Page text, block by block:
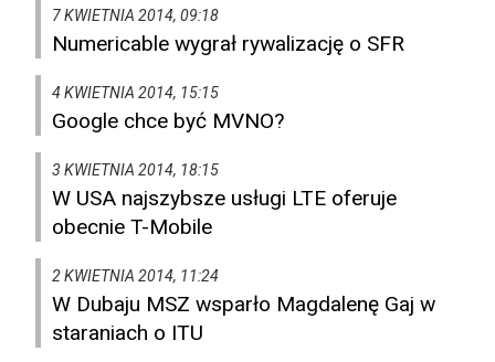
7 KWIETNIA 2014, 09:18
Numericable wygrał rywalizację o SFR
4 KWIETNIA 2014, 15:15
Google chce być MVNO?
3 KWIETNIA 2014, 18:15
W USA najszybsze usługi LTE oferuje
obecnie T-Mobile
2 KWIETNIA 2014, 11:24
W Dubaju MSZ wsparło Magdalenę Gaj w
staraniach o ITU